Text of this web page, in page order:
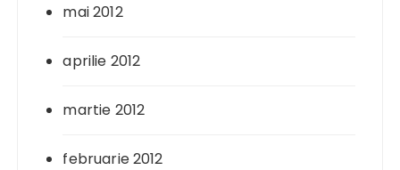
mai 2012
aprilie 2012
martie 2012
februarie 2012